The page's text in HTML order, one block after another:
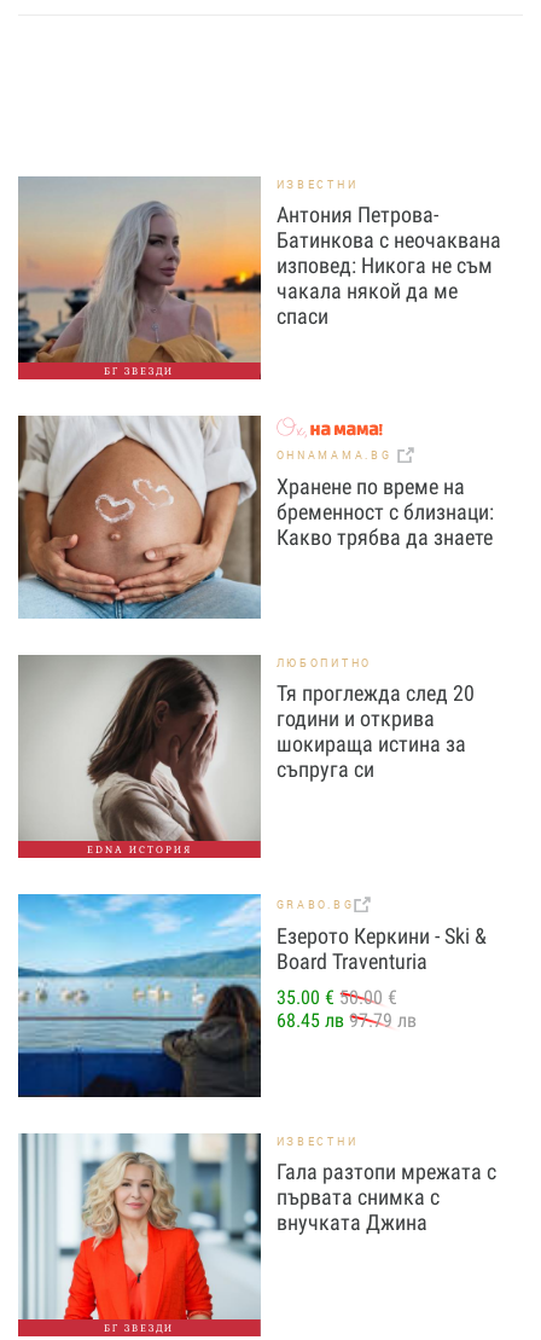
БГ ЗВЕЗДИ
ИЗВЕСТНИ
Антония Петрова-
Батинкова с неочаквана
изповед: Никога не съм
чакала някой да ме
спаси
OHNAMAMA.BG
Хранене по време на
бременност с близнаци:
Какво трябва да знаете
EDNA ИСТОРИЯ
ЛЮБОПИТНО
Тя проглежда след 20
години и открива
шокираща истина за
съпруга си
GRABO.BG
Езерото Керкини - Ski &
Board Traventuria
35.00 € 50.00 €
68.45 лв 97.79 лв
БГ ЗВЕЗДИ
ИЗВЕСТНИ
Гала разтопи мрежата с
първата снимка с
внучката Джина